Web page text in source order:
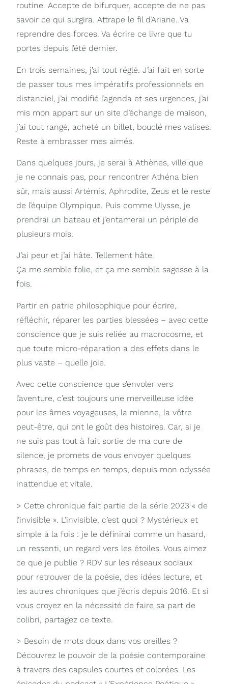
routine. Accepte de bifurquer, accepte de ne pas
savoir ce qui surgira. Attrape le fil d’Ariane. Va
reprendre des forces. Va écrire ce livre que tu
portes depuis l’été dernier.
En trois semaines, j’ai tout réglé. J’ai fait en sorte
de passer tous mes impératifs professionnels en
distanciel, j’ai modifié l’agenda et ses urgences, j’ai
mis mon appart sur un site d’échange de maison,
j’ai tout rangé, acheté un billet, bouclé mes valises.
Reste à embrasser mes aimés.
Dans quelques jours, je serai à Athènes, ville que
je ne connais pas, pour rencontrer Athéna bien
sûr, mais aussi Artémis, Aphrodite, Zeus et le reste
de l’équipe Olympique. Puis comme Ulysse, je
prendrai un bateau et j’entamerai un périple de
plusieurs mois.
J’ai peur et j’ai hâte. Tellement hâte.
Ça me semble folie, et ça me semble sagesse à la
fois.
Partir en patrie philosophique pour écrire,
réfléchir, réparer les parties blessées – avec cette
conscience que je suis reliée au macrocosme, et
que toute micro-réparation a des effets dans le
plus vaste – quelle joie.
Avec cette conscience que s’envoler vers
l’aventure, c’est toujours une merveilleuse idée
pour les âmes voyageuses, la mienne, la vôtre
peut-être, qui ont le goût des histoires. Car, si je
ne suis pas tout à fait sortie de ma cure de
silence, je promets de vous envoyer quelques
phrases, de temps en temps, depuis mon odyssée
inattendue et vitale.
> Cette chronique fait partie de la série 2023 « de
l’invisible ». L’invisible, c’est quoi ? Mystérieux et
simple à la fois : je le définirai comme un hasard,
un ressenti, un regard vers les étoiles. Vous aimez
ce que je publie ? RDV sur les réseaux sociaux
pour retrouver de la poésie, des idées lecture, et
les autres chroniques que j’écris depuis 2016. Et si
vous croyez en la nécessité de faire sa part de
colibri, partagez ce texte.
> Besoin de mots doux dans vos oreilles ?
Découvrez le pouvoir de la poésie contemporaine
à travers des capsules courtes et colorées. Les